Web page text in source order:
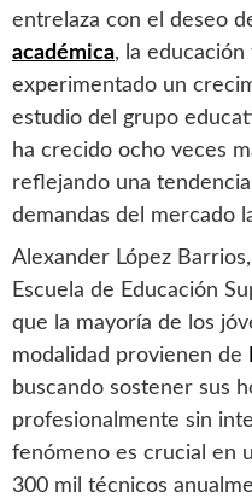
entrelaza con el deseo
académica, la
experimentado un
estudio del grupo
ha crecido ocho veces
reflejando una
demandas del mercado
Alexander López
Escuela de Educación
que la mayoría de los
modalidad provienen de
buscando sostener sus
profesionalmente sin
fenómeno es crucial en
300 mil técnicos